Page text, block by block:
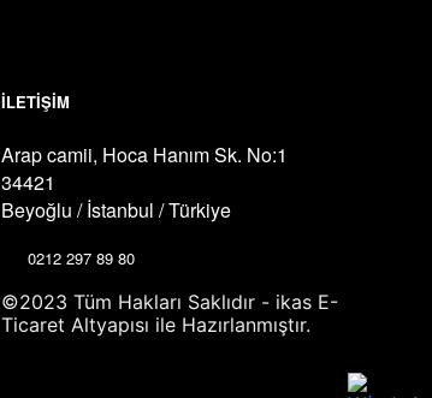
İLETİŞİM
Arap camii, Hoca Hanım Sk. No:1
34421
Beyoğlu / İstanbul / Türkiye
0212 297 89 80
©2023 Tüm Hakları Saklıdır - ikas E-
Ticaret Altyapısı ile Hazırlanmıştır.